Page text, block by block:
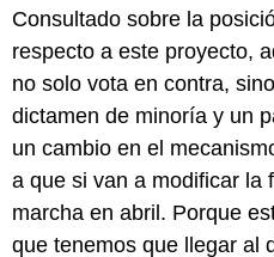
Consultado sobre la
respecto a este proyecto,
no solo vota en contra,
dictamen de minoría y un
un cambio en el
a que si van a modificar la
marcha en abril. Porque
que tenemos que llegar al